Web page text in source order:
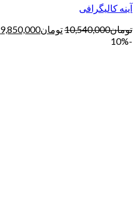
آینه کالیگرافی
تومان10,540,000تومان9,850,000
-10%